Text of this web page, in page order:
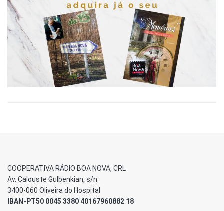
COOPERATIVA RÁDIO BOA NOVA, CRL
Av. Calouste Gulbenkian, s/n
3400-060 Oliveira do Hospital
IBAN-PT50 0045 3380 40167960882 18